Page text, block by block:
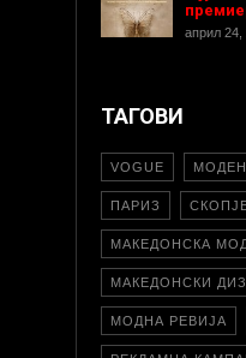
април 24,
ТАГОВИ
VOGUE
ПАРИЗ
МАКЕДОНСКА
МАКЕДОНСКИ
МОДНА РЕВИЈА